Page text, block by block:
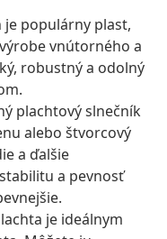
je populárny plast,
vnútorného a
robustný a odolný
plachtový slnečník
alebo štvorcový
a ďalšie
a pevnosť
je ideálnym